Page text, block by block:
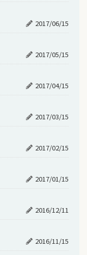
2017/06/15
2017/05/15
2017/04/15
2017/03/15
2017/02/15
2017/01/15
2016/12/11
2016/11/15